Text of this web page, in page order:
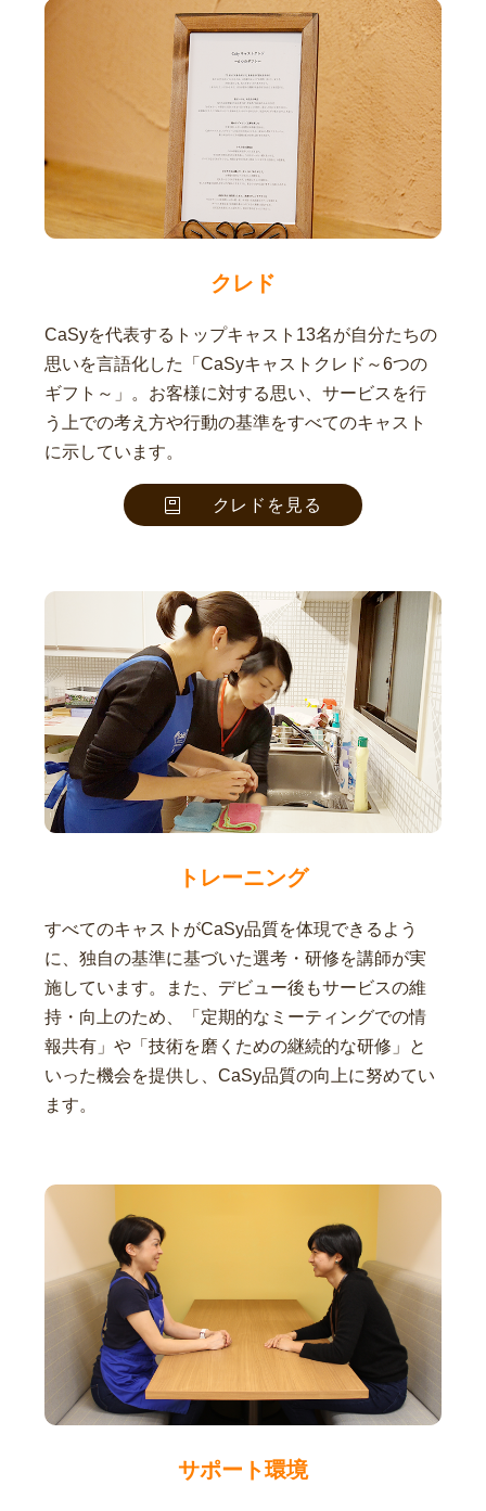
クレド
CaSyを代表するトップキャスト13名が自分たちの
思いを言語化した「CaSyキャストクレド～6つの
ギフト～」。お客様に対する思い、サービスを行
う上での考え方や行動の基準をすべてのキャスト
に示しています。
クレドを見る
トレーニング
すべてのキャストがCaSy品質を体現できるよう
に、独自の基準に基づいた選考・研修を講師が実
施しています。また、デビュー後もサービスの維
持・向上のため、「定期的なミーティングでの情
報共有」や「技術を磨くための継続的な研修」と
いった機会を提供し、CaSy品質の向上に努めてい
ます。
サポート環境